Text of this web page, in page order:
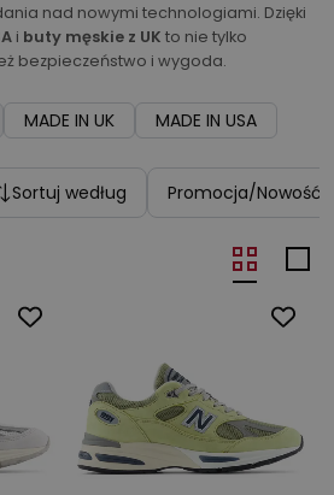
nad nowymi technologiami. Dzięki
i buty męskie z UK to nie tylko
bezpieczeństwo i wygoda.
MADE IN UK MADE IN USA
Sortuj według Promocja/Nowość